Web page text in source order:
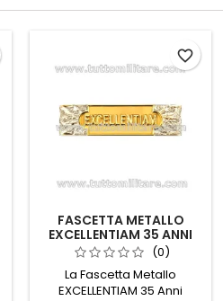
FASCETTA METALLO
EXCELLENTIAM 35 ANNI
BICOLORE ARGENTO ORO
(0)
La Fascetta Metallo
EXCELLENTIAM 35 Anni
favorite_border